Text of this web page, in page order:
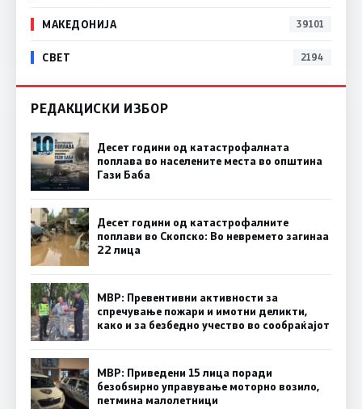
МАКЕДОНИЈА 39101
СВЕТ 2194
РЕДАКЦИСКИ ИЗБОР
Десет години од катастрофалната
поплава во населените места во општина
Гази Баба
Десет години од катастрофалните
поплави во Скопско: Во невремето загинаа
22 лица
МВР: Превентивни активности за
спречување пожари и имотни деликти,
како и за безбедно учество во сообраќајот
МВР: Приведени 15 лица поради
безобѕирно управување моторно возило,
петмина малолетници